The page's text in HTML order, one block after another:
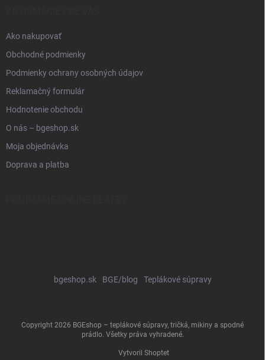
Ako nakupovať
Obchodné podmienky
Podmienky ochrany osobných údajov
Reklamačný formulár
Hodnotenie obchodu
O nás – bgeshop.sk
Moja objednávka
Doprava a platba
bgeshop.sk BGE/blog Teplákové súpravy
Vytvoril Shoptet
Copyright 2026 BGEshop – teplákové súpravy, tričká, mikiny a spodné
prádlo. Všetky práva vyhradené.